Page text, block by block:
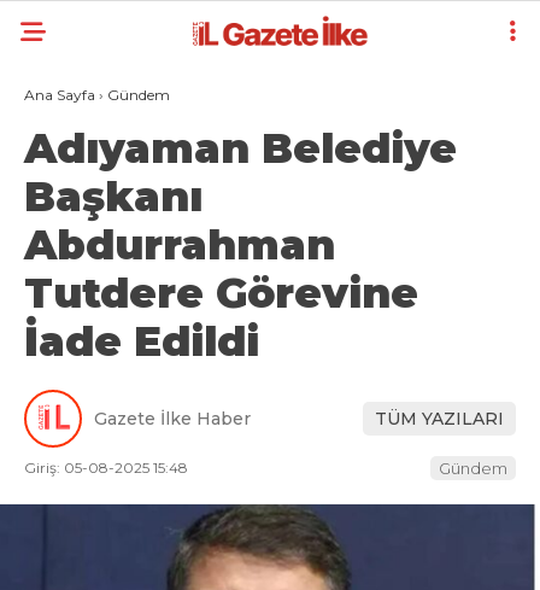
Ana Sayfa › Gündem
Adıyaman Belediye
Başkanı
Abdurrahman
Tutdere Görevine
İade Edildi
Gazete İlke Haber TÜM YAZILARI
Giriş: 05-08-2025 15:48 Gündem